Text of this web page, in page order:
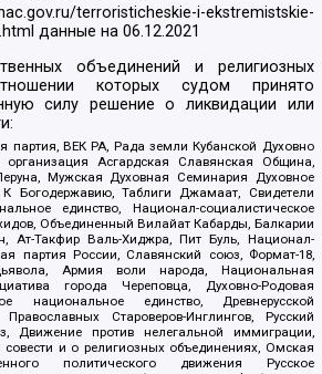
terroristicheskie-i-ekstremistskie-
данные на06.12.2021
объединений и религиозных
которых судом принято
силу решение о ликвидации или
партия, ВЕК РА, Рада земли Кубанской Духовно
Асгардская Славянская Община,
Мужская Духовная Семинария Духовное
К Богодержавию, Таблиги Джамаат, Свидетели
единство, Национал-социалистическое
Объединенный Вилайат Кабарды, Балкарии
Ат-Такфир Валь-Хиджра, Пит Буль, Национал-
партия России, Славянский союз, Формат-18,
Армия воли народа, Национальная
города Череповца, Духовно-Родовая
национальное единство, Древнерусской
Староверов-Инглингов, Русский
Движение против нелегальной иммиграции,
и о религиозных объединениях, Омская
политического движения Русское